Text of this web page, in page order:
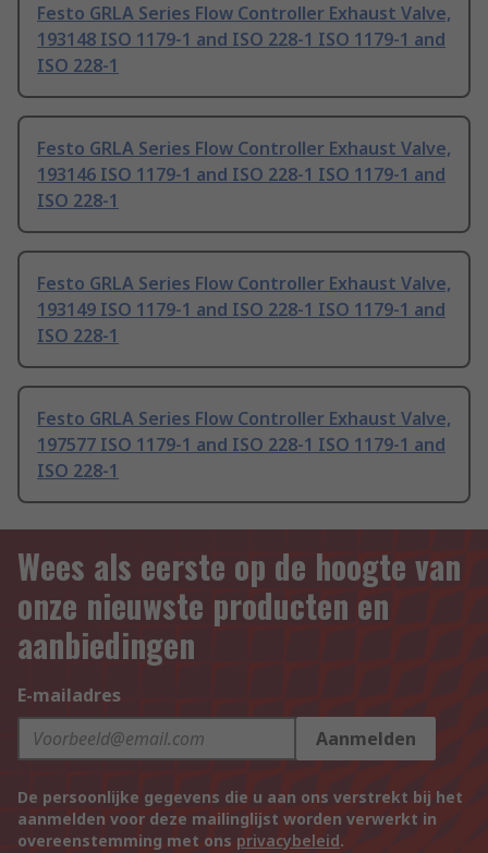
Festo GRLA Series Flow Controller Exhaust Valve,
193148 ISO 1179-1 and ISO 228-1 ISO 1179-1 and
ISO 228-1
Festo GRLA Series Flow Controller Exhaust Valve,
193146 ISO 1179-1 and ISO 228-1 ISO 1179-1 and
ISO 228-1
Festo GRLA Series Flow Controller Exhaust Valve,
193149 ISO 1179-1 and ISO 228-1 ISO 1179-1 and
ISO 228-1
Festo GRLA Series Flow Controller Exhaust Valve,
197577 ISO 1179-1 and ISO 228-1 ISO 1179-1 and
ISO 228-1
Wees als eerste op de hoogte van
onze nieuwste producten en
aanbiedingen
E-mailadres
Aanmelden
De persoonlijke gegevens die u aan ons verstrekt bij het
aanmelden voor deze mailinglijst worden verwerkt in
overeenstemming met ons privacybeleid.